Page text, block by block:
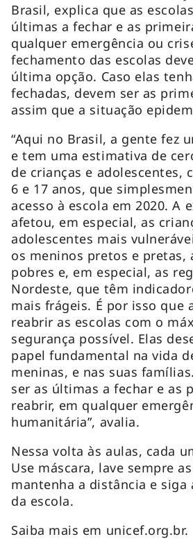
Brasil, explica que as
últimas a fechar e as
qualquer emergência ou
fechamento das escolas
última opção. Caso elas
fechadas, devem ser as
assim que a situação
“Aqui no Brasil, a gente fez
e tem uma estimativa de
de crianças e adolescentes,
6 e 17 anos, que
acesso à escola em 2020. A
afetou, em especial, as
adolescentes mais
os meninos pretos e pretas,
pobres e, em especial, as
Nordeste, que têm
mais frágeis. É por isso que
reabrir as escolas com o
segurança possível. Elas
papel fundamental na vida
meninas, e nas suas
ser as últimas a fechar e as
reabrir, em qualquer
humanitária”, avalia.
Nessa volta às aulas, cada
Use máscara, lave sempre
mantenha a distância e siga
da escola.
Saiba mais em unicef.org.br.